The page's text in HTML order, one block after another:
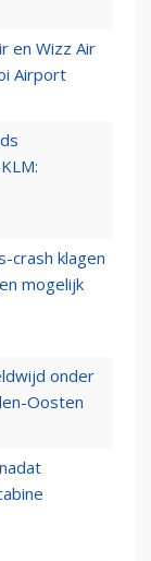
en Wizz Air
Airport
crash klagen
mogelijk
onder
Oosten